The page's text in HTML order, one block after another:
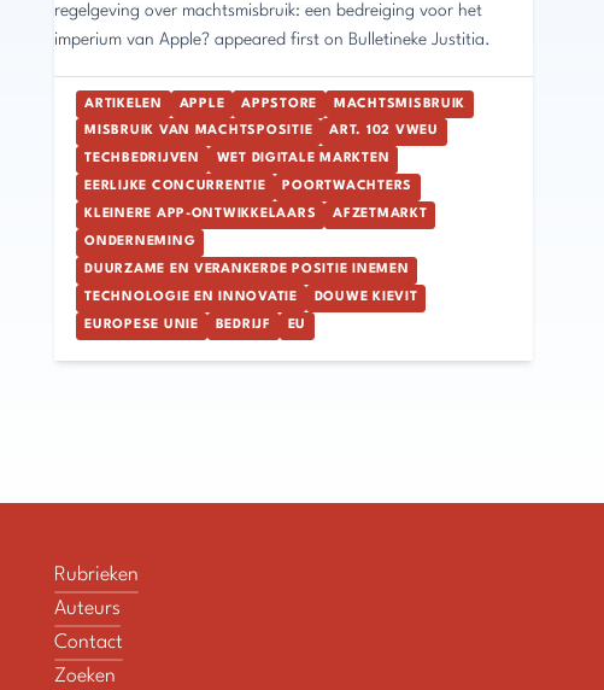
regelgeving over machtsmisbruik: een bedreiging voor het
imperium van Apple? appeared first on Bulletineke Justitia.
ARTIKELEN APPLE APPSTORE MACHTSMISBRUIK
MISBRUIK VAN MACHTSPOSITIE ART. 102 VWEU
TECHBEDRIJVEN WET DIGITALE MARKTEN
EERLIJKE CONCURRENTIE POORTWACHTERS
KLEINERE APP-ONTWIKKELAARS AFZETMARKT
ONDERNEMING
DUURZAME EN VERANKERDE POSITIE INEMEN
TECHNOLOGIE EN INNOVATIE DOUWE KIEVIT
EUROPESE UNIE BEDRIJF EU
Rubrieken
Auteurs
Contact
Zoeken